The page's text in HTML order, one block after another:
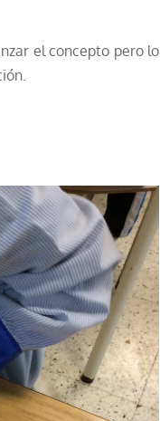
el concepto pero lo